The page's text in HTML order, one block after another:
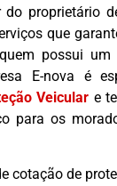
do proprietário
que
possui
E-nova é
Veicular e
para os
cotação de